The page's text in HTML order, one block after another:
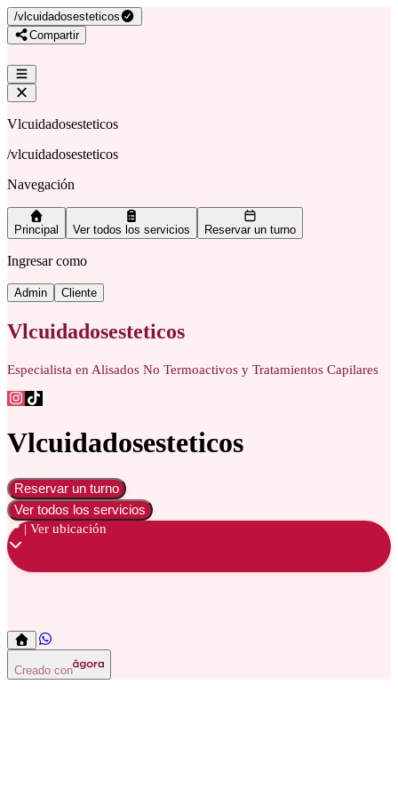
/vlcuidadosesteticos
Compartir
Vlcuidadosesteticos
/vlcuidadosesteticos
Navegación
Principal Ver todos los servicios Reservar un turno
Ingresar como
Admin Cliente
Vlcuidadosesteticos
Especialista en Alisados No Termoactivos y Tratamientos Capilares
Vlcuidadosesteticos
Reservar un turno
Ver todos los servicios
📍 | Ver ubicación
Lifting de Pestañas
Creado con